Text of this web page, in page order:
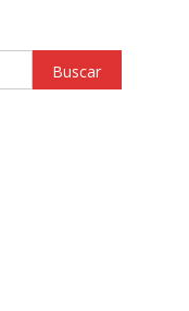
Buscar: